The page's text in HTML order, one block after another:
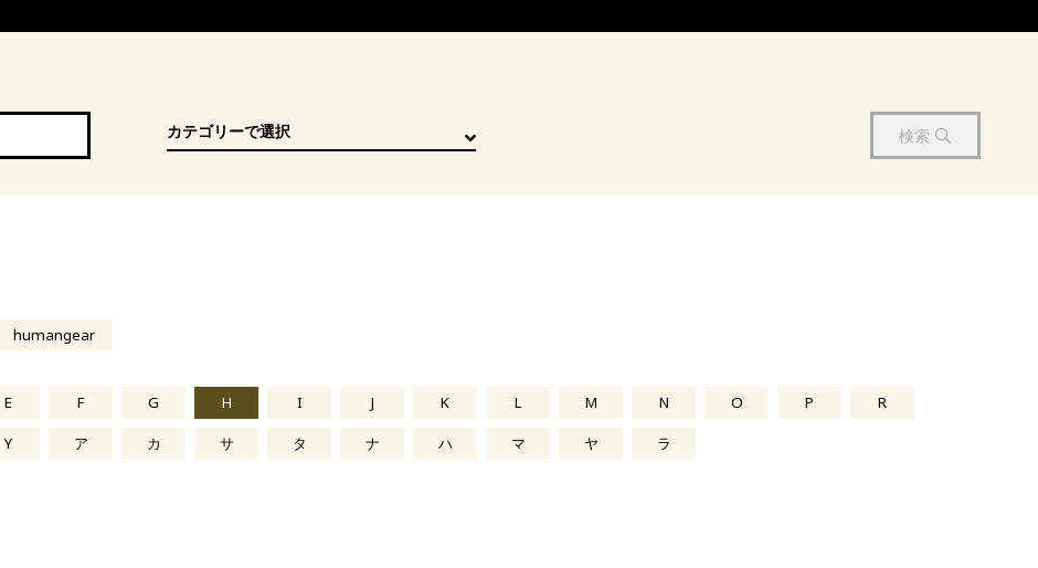
検索
humangear
E F G H I J K L M N O P R
Y ア カ サ タ ナ ハ マ ヤ ラ